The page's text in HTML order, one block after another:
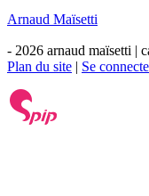
Arnaud Maïsetti
- 2026 arnaud maïsetti |
Plan du site | Se